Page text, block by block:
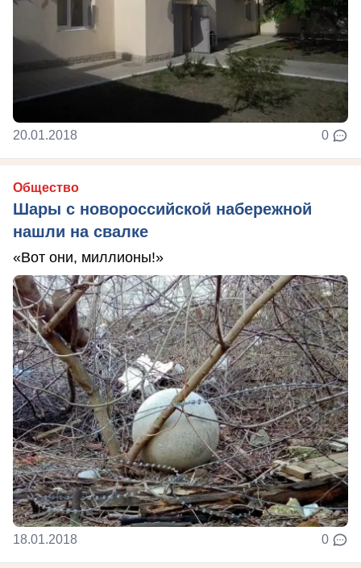
20.01.2018 0
Общество
Шары с новороссийской набережной
нашли на свалке
«Вот они, миллионы!»
18.01.2018 0